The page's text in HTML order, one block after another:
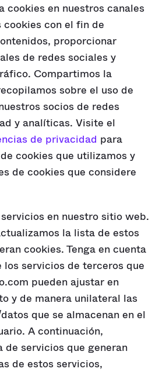
cookies en nuestros canales
con el fin de
proporcionar
de redes sociales y
Compartimos la
sobre el uso de
socios de redes
y analíticas. Visite el
de privacidad para
cookies que utilizamos y
de cookies que considere
en nuestro sitio web.
la lista de estos
cookies. Tenga en cuenta
los servicios de terceros que
pueden ajustar en
y de manera unilateral las
que se almacenan en el
A continuación,
servicios que generan
de estos servicios,